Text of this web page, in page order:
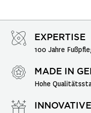
EXPERTISE
100 Jahre
MADE IN
Hohe